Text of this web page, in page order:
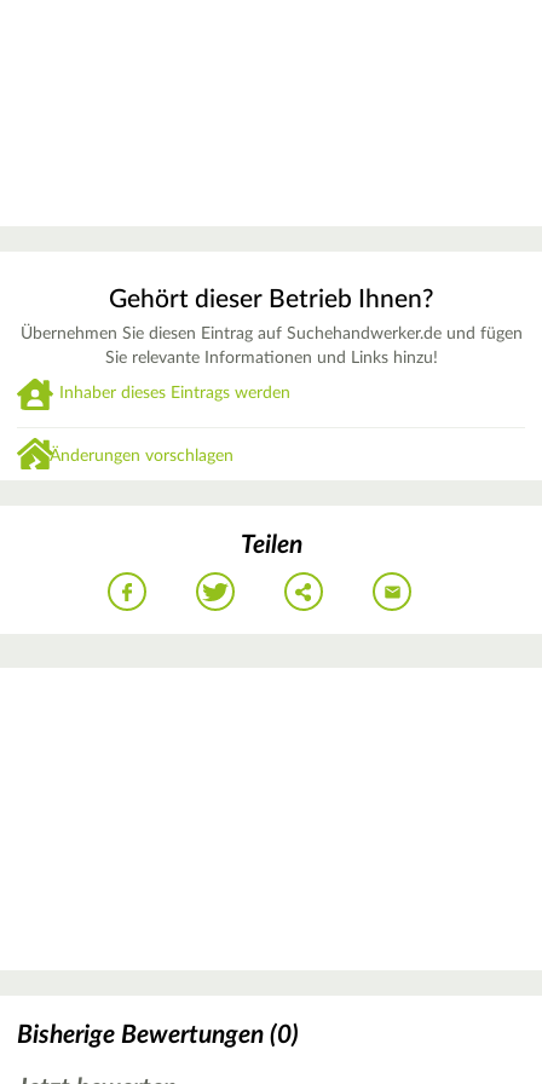
Gehört dieser Betrieb Ihnen?
Übernehmen Sie diesen Eintrag auf Suchehandwerker.de und fügen
Sie relevante Informationen und Links hinzu!
Inhaber dieses Eintrags werden
Änderungen vorschlagen
Teilen
Bisherige Bewertungen (0)